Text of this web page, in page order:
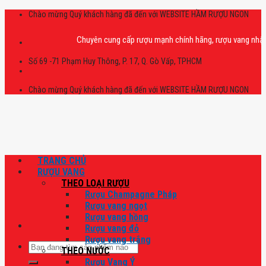
Skip
Chào mừng Quý khách hàng đã đến với WEBSITE HẦM RƯỢU NGON
Chuyên cung cấp rượu mạnh chính hãng, rượu vang nhập
Số 69 -71 Phạm Huy Thông, P. 17, Q. Gò Vấp, TPHCM
Chào mừng Quý khách hàng đã đến với WEBSITE HẦM RƯỢU NGON
Tìm
kiếm:
TRANG CHỦ
RƯỢU VANG
THEO LOẠI RƯỢU
Rượu Champagne Pháp
Rượu vang ngọt
Rượu vang hồng
Rượu vang đỏ
Rượu vang trắng
THEO NƯỚC
Rượu Vang Ý